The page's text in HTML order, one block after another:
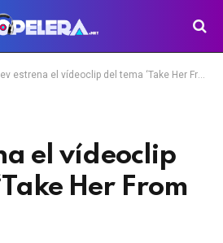
estrena el vídeoclip del tema ‘Take Her From You’
el vídeoclip
Her From